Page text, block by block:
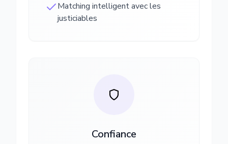
Matching intelligent avec les
justiciables
Confiance